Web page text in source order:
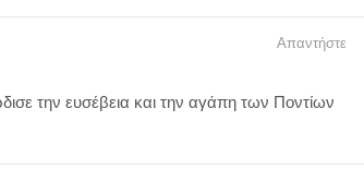
Απαντήστε
την ευσέβεια και την αγάπη των Ποντίων